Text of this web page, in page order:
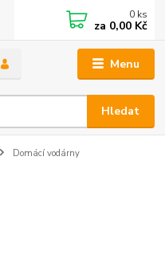
Menu
Hledat
0 ks
za 0,00 Kč
Domácí vodárny